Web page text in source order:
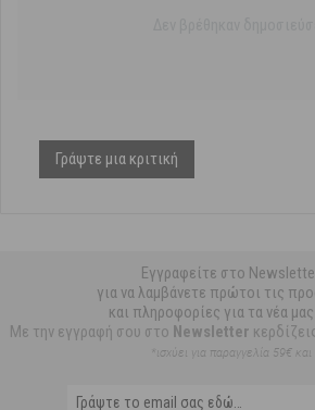
Γράψτε μια κριτική
Εγγραφείτε στο
για να λαμβάνετε πρώτοι τις
και πληροφορίες για τα νέα
Με την εγγραφή σου στο Newsletter
*ισχύει για παραγγελία 59€